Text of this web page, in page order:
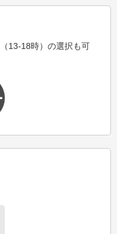
13-18時）の選択も可